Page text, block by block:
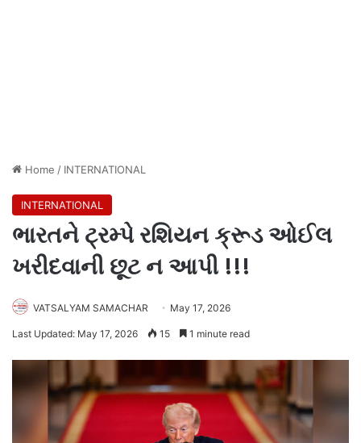
Home / INTERNATIONAL
INTERNATIONAL
ભારતને ટ્રમ્પે રશિયન ક્રૂડ ઓઈલ
ખરીદવાની છૂટ ન આપી !!!
VATSALYAM SAMACHAR May 17, 2026
Last Updated: May 17, 2026 15 1 minute read